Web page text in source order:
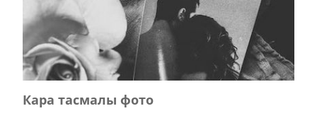
Кара тасмалы фото